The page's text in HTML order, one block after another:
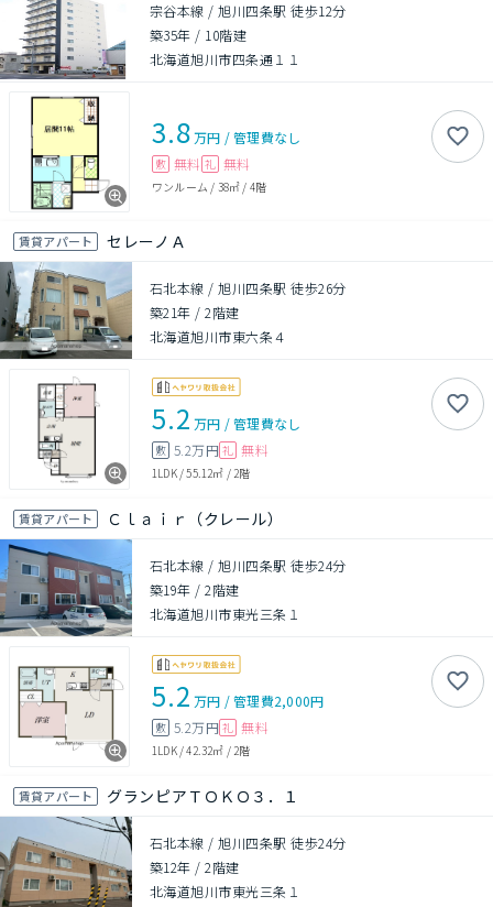
宗谷本線 / 旭川四条駅 徒歩12分
築35年 / 10階建
北海道旭川市四条通１１
3.8万円 /管理費なし
敷 無料 礼 無料
ワンルーム / 38㎡ / 4階
賃貸アパート セレーノＡ
石北本線 / 旭川四条駅 徒歩26分
築21年 /2階建
北海道旭川市東六条４
5.2 万円 /管理費なし
敷 5.2万円 礼 無料
1LDK/55.12㎡ /2階
賃貸アパート Ｃｌａｉｒ（クレール）
石北本線 / 旭川四条駅 徒歩24分
築19年 /2階建
北海道旭川市東光三条１
5.2 万円 /管理費2,000円
敷 5.2万円 礼 無料
1LDK/42.32㎡ /2階
賃貸アパート グランピアＴＯＫＯ３．１
石北本線 / 旭川四条駅 徒歩24分
築12年 /2階建
北海道旭川市東光三条１